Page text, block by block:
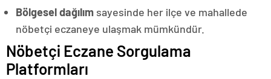
Bölgesel dağılım sayesinde her ilçe ve mahallede
nöbetçi eczaneye ulaşmak mümkündür.
Nöbetçi Eczane Sorgulama
Platformları